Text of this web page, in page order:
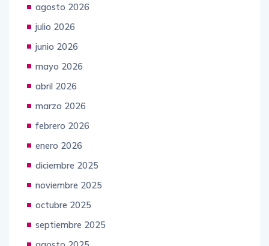
agosto 2026
julio 2026
junio 2026
mayo 2026
abril 2026
marzo 2026
febrero 2026
enero 2026
diciembre 2025
noviembre 2025
octubre 2025
septiembre 2025